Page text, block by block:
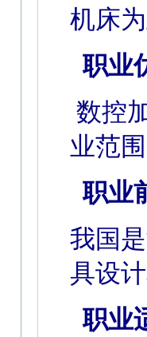
机床
职业
数控
业范
职业
我国
具设
职业